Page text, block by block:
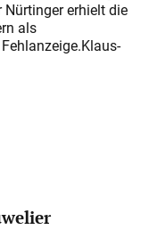
erhielt die
als